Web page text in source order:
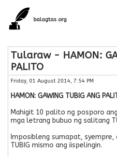
balagtas.org
Tularaw - HAMON:
PALITO
Friday, 01 August 2014, 7:54 PM
HAMON: GAWING TUBIG ANG
Mahigit 10 palito ng posporo
mga letrang bubuo ng salitang
Imposibleng sumapat,
TUBIG mismo ang iispelingin.